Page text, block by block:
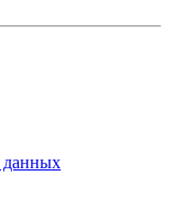
данных